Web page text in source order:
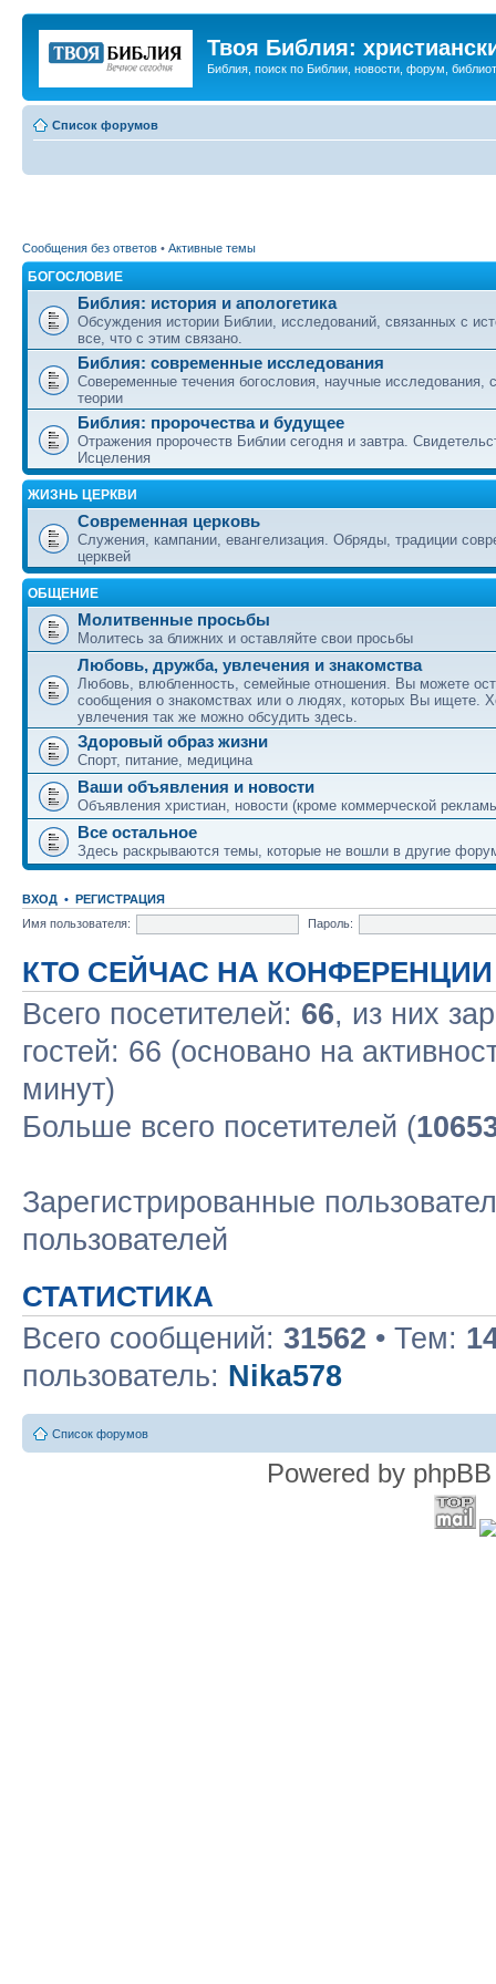
Твоя Библия:
Библия, поиск по Библии, новости, форум,
Список форумов
Сообщения без ответов • Активные темы
БОГОСЛОВИЕ
Библия: история и апологетика
Обсуждения истории Библии, исследований, связанных с
все, что с этим связано.
Библия: современные исследования
Совеременные течения богословия, научные исследования,
теории
Библия: пророчества и будущее
Отражения пророчеств Библии сегодня и завтра.
Исцеления
ЖИЗНЬ ЦЕРКВИ
Современная церковь
Служения, кампании, евангелизация. Обряды, традиции
церквей
ОБЩЕНИЕ
Молитвенные просьбы
Молитесь за ближних и оставляйте свои просьбы
Любовь, дружба, увлечения и знакомства
Любовь, влюбленность, семейные отношения. Вы можете
сообщения о знакомствах или о людях, которых Вы ищете.
увлечения так же можно обсудить здесь.
Здоровый образ жизни
Спорт, питание, медицина
Ваши объявления и новости
Объявления христиан, новости (кроме коммерческой
Все остальное
Здесь раскрываются темы, которые не вошли в другие
ВХОД • РЕГИСТРАЦИЯ
Имя пользователя:
Пароль:
КТО СЕЙЧАС НА КОНФЕРЕНЦИИ
Всего посетителей: 66, из них
гостей: 66 (основано на
минут)
Больше всего посетителей (
Зарегистрированные
пользователей
СТАТИСТИКА
Всего сообщений: 31562 • Тем:
пользователь: Nika578
Список форумов
Powered by